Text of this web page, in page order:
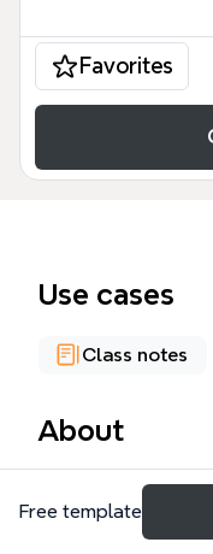
Favorites
Use cases
Class notes
About
《GIT使用体会 阅
的 Git 学习笔记模板
会》和《Why Git
Free template